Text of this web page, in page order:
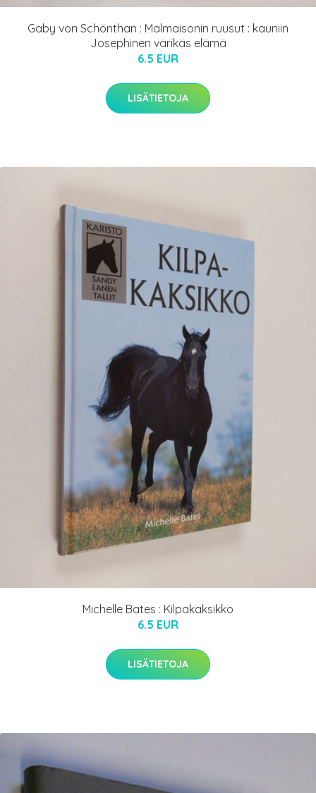
Gaby von Schönthan : Malmaisonin ruusut : kauniin
Josephinen värikäs elämä
6.5 EUR
LISÄTIETOJA
Michelle Bates : Kilpakaksikko
6.5 EUR
LISÄTIETOJA